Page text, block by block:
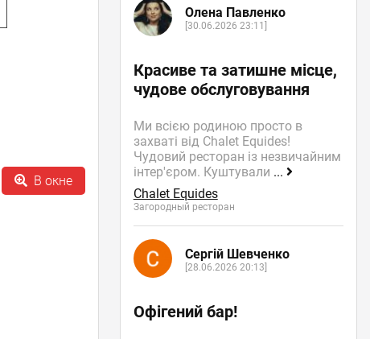
В окне
Олена Павленко
[30.06.2026 23:11]
Красиве та затишне місце,
чудове обслуговування
Ми всією родиною просто в
захваті від Chalet Equides!
Чудовий ресторан із незвичайним
інтер'єром. Куштували ...
Chalet Equides
Загородный ресторан
Сергій Шевченко
[28.06.2026 20:13]
Офігений бар!